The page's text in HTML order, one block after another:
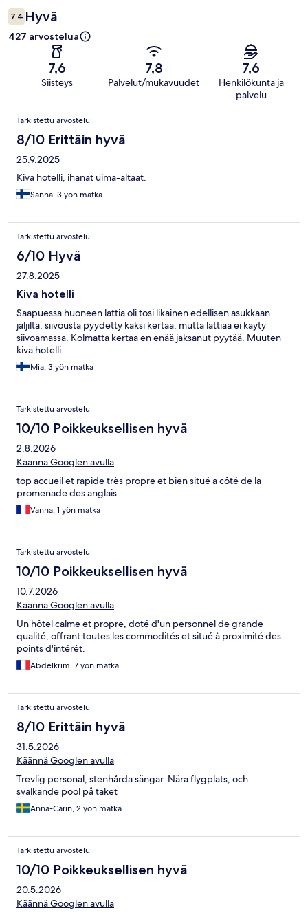
7,4 Hyvä
427 arvostelua
7,6
Siisteys
7,8
Palvelut/mukavuudet
7,6
Henkilökunta ja
palvelu
Arvostelut
Tarkistettu arvostelu
8/10 Erittäin hyvä
25.9.2025
Kiva hotelli, ihanat uima-altaat.
Sanna, 3 yön matka
Tarkistettu arvostelu
6/10 Hyvä
27.8.2025
Kiva hotelli
Saapuessa huoneen lattia oli tosi likainen edellisen asukkaan
jäljiltä, siivousta pyydetty kaksi kertaa, mutta lattiaa ei käyty
siivoamassa. Kolmatta kertaa en enää jaksanut pyytää. Muuten
kiva hotelli.
Mia, 3 yön matka
Tarkistettu arvostelu
10/10 Poikkeuksellisen hyvä
2.8.2026
Käännä Googlen avulla
top accueil et rapide très propre et bien situé a côté de la
promenade des anglais
Vanna, 1 yön matka
Tarkistettu arvostelu
10/10 Poikkeuksellisen hyvä
10.7.2026
Käännä Googlen avulla
Un hôtel calme et propre, doté d'un personnel de grande
qualité, offrant toutes les commodités et situé à proximité des
points d'intérêt.
Abdelkrim, 7 yön matka
Tarkistettu arvostelu
8/10 Erittäin hyvä
31.5.2026
Käännä Googlen avulla
Trevlig personal, stenhårda sängar. Nära flygplats, och
svalkande pool på taket
Anna-Carin, 2 yön matka
Tarkistettu arvostelu
10/10 Poikkeuksellisen hyvä
20.5.2026
Käännä Googlen avulla